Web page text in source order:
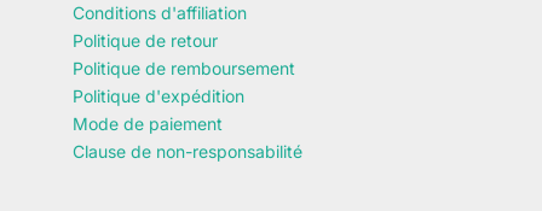
Conditions d'affiliation
Politique de retour
Politique de remboursement
Politique d'expédition
Mode de paiement
Clause de non-responsabilité